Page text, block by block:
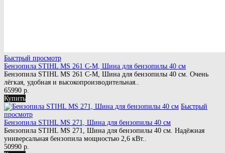
Быстрый просмотр
Бензопила STIHL MS 261 C-M, Шина для бензопилы 40 см
Бензопила STIHL MS 261 C-M, Шина для бензопилы 40 см. Очень
лёгкая, удобная и высокопроизводительная..
65990 р.
Купить
Быстрый
просмотр
Бензопила STIHL MS 271, Шина для бензопилы 40 см
Бензопила STIHL MS 271, Шина для бензопилы 40 см. Надёжная
универсальная бензопила мощностью 2,6 кВт..
50990 р.